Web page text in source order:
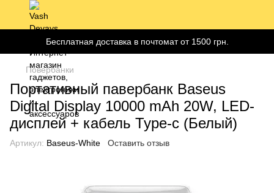
Бесплатная доставка в почтомат от 1500 грн.
Повербанки
Портативный павербанк Baseus
Digital Display 10000 mAh 20W, LED-
дисплей + кабель Type-c (Белый)
Артикул: Baseus-White Оставить отзыв